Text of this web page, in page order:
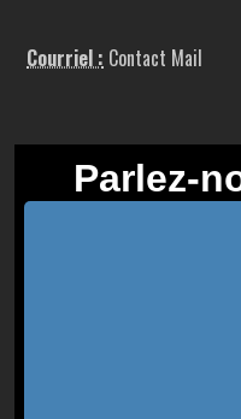
Courriel : Contact Mail